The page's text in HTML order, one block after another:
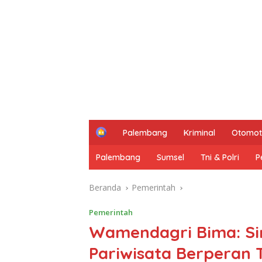
H
m
e
Palembang Kriminal
Palembang Sumsel Tni & Polri
Beranda Pemerintah
Pemerintah
Wamendagri Bima:
Pariwisata Berperan